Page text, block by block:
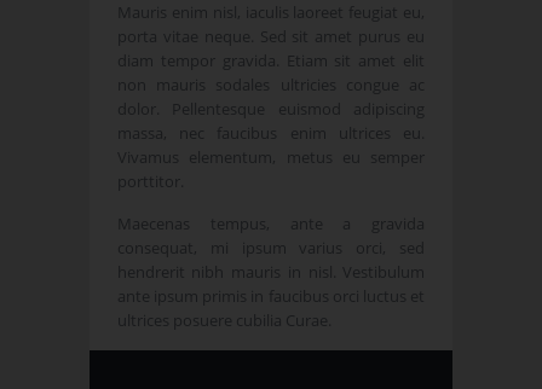
Mauris enim nisl, iaculis laoreet feugiat eu,
porta vitae neque. Sed sit amet purus eu
diam tempor gravida. Etiam sit amet elit
non mauris sodales ultricies congue ac
dolor. Pellentesque euismod adipiscing
massa, nec faucibus enim ultrices eu.
Vivamus elementum, metus eu semper
porttitor.
Maecenas tempus, ante a gravida
consequat, mi ipsum varius orci, sed
hendrerit nibh mauris in nisl. Vestibulum
ante ipsum primis in faucibus orci luctus et
ultrices posuere cubilia Curae.